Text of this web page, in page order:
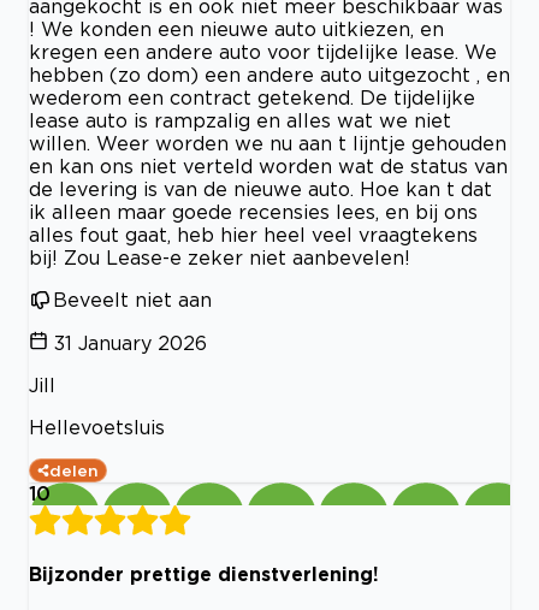
aangekocht is en ook niet meer beschikbaar was
! We konden een nieuwe auto uitkiezen, en
kregen een andere auto voor tijdelijke lease. We
hebben (zo dom) een andere auto uitgezocht , en
wederom een contract getekend. De tijdelijke
lease auto is rampzalig en alles wat we niet
willen. Weer worden we nu aan t lijntje gehouden
en kan ons niet verteld worden wat de status van
de levering is van de nieuwe auto. Hoe kan t dat
ik alleen maar goede recensies lees, en bij ons
alles fout gaat, heb hier heel veel vraagtekens
bij! Zou Lease-e zeker niet aanbevelen!
Beveelt niet aan
31 January 2026
Jill
Hellevoetsluis
delen
10
Bijzonder prettige dienstverlening!